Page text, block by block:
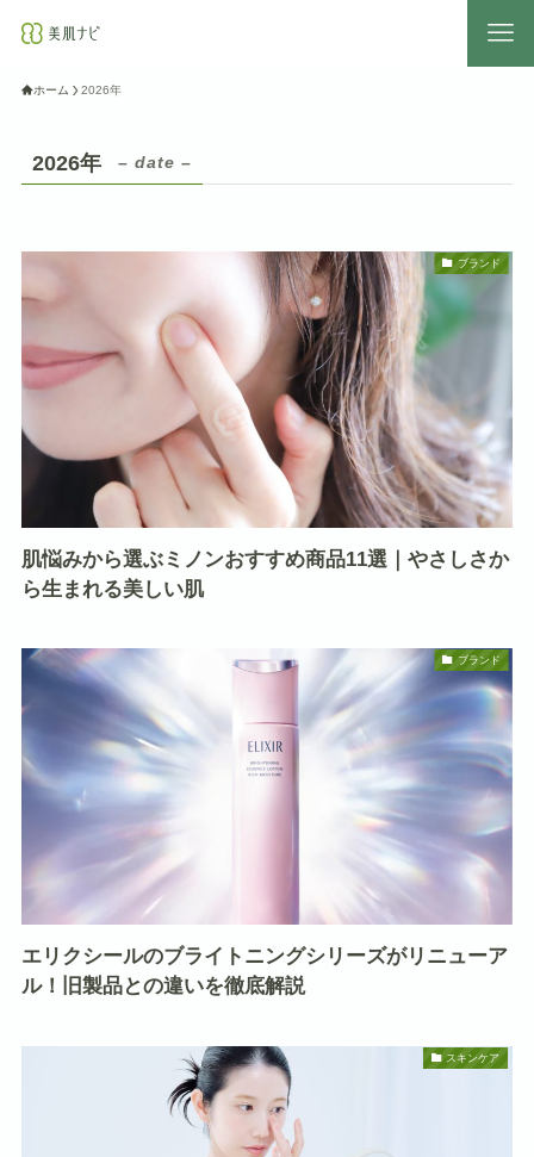
ホーム 2026年
2026年 – date –
ブランド
肌悩みから選ぶミノンおすすめ商品11選｜やさしさか
ら生まれる美しい肌
ブランド
エリクシールのブライトニングシリーズがリニューア
ル！旧製品との違いを徹底解説
スキンケア